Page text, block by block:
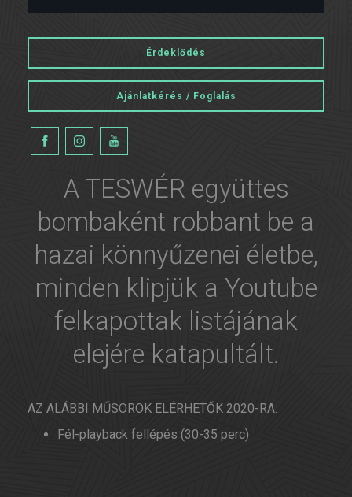
Érdeklődés
Ajánlatkérés / Foglalás
A TESWÉR együttes
bombaként robbant be a
hazai könnyűzenei életbe,
minden klipjük a Youtube
felkapottak listájának
elejére katapultált.
AZ ALÁBBI MŰSOROK ELÉRHETŐK 2020-RA:
Fél-playback fellépés (30-35 perc)